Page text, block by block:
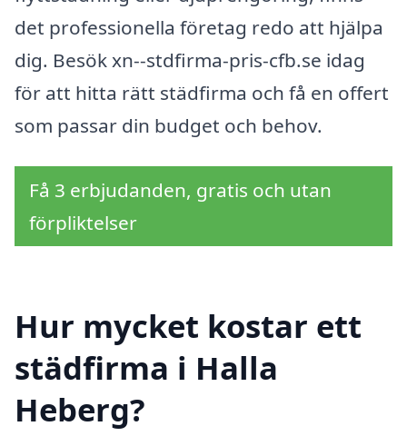
det professionella företag redo att hjälpa
dig. Besök xn--stdfirma-pris-cfb.se idag
för att hitta rätt städfirma och få en offert
som passar din budget och behov.
Få 3 erbjudanden, gratis och utan
förpliktelser
Hur mycket kostar ett
städfirma i Halla
Heberg?